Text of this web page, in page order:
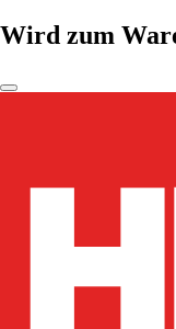
Wird zum